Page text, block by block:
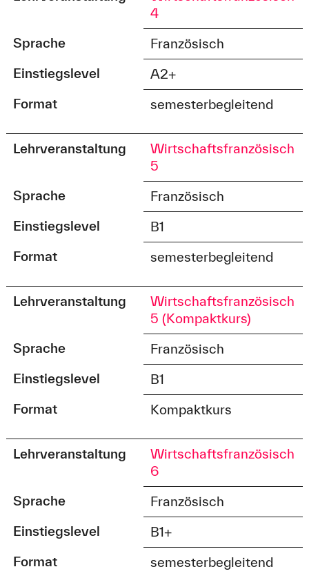
4
Sprache
Französisch
Einstiegslevel
A2+
Format
semesterbegleitend
Lehrveranstaltung
Wirtschaftsfranzösisch
5
Sprache
Französisch
Einstiegslevel
B1
Format
semesterbegleitend
Lehrveranstaltung
Wirtschaftsfranzösisch
5 (Kompaktkurs)
Sprache
Französisch
Einstiegslevel
B1
Format
Kompaktkurs
Lehrveranstaltung
Wirtschaftsfranzösisch
6
Sprache
Französisch
Einstiegslevel
B1+
Format
semesterbegleitend